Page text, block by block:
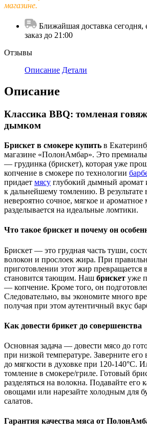
магазине.
Ближайшая доставка сегодня,
заказ до 21:00
Отзывы
Описание Детали
Описание
Классика BBQ: томленая
дымком
Брискет в смокере купить в
магазине «ПолонАмбар». Это
— грудинка (брискет), которая уже
копчение в смокере по технологии
придает мясу глубокий дымный аромат
к дальнейшему томлению. В результате
невероятно сочное, мягкое и ароматное
разделывается на идеальные ломтики.
Что такое брискет и почему он
Брискет — это грудная часть туши,
волокон и прослоек жира. При
приготовлении этот жир превращается
становится тающим. Наш брискет уже
— копчение. Кроме того, он
Следовательно, вы экономите много
получая при этом аутентичный вкус
Как довести брикет до совершенства
Основная задача — довести мясо до
при низкой температуре. Заверните его
до мягкости в духовке при 120-140°C.
томление в смокере/гриле. Готовый
разделяться на волокна. Подавайте его
овощами или нарезайте холодным для
салатов.
Гарантия качества мяса от